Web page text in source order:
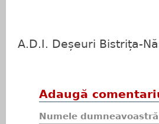
A.D.I. Deșeuri Bistrița-
Adaugă
Numele dumneavoastră